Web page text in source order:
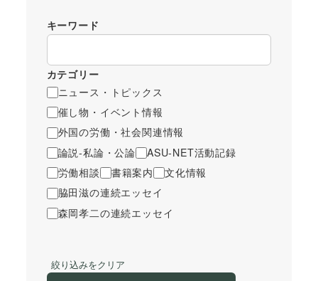
キーワード
カテゴリー
ニュース・トピックス
催し物・イベント情報
外国の労働・社会関連情報
論説-私論・公論
ASU-NET活動記録
労働相談
書籍案内
文化情報
脇田滋の連続エッセイ
森岡孝二の連続エッセイ
絞り込みをクリア